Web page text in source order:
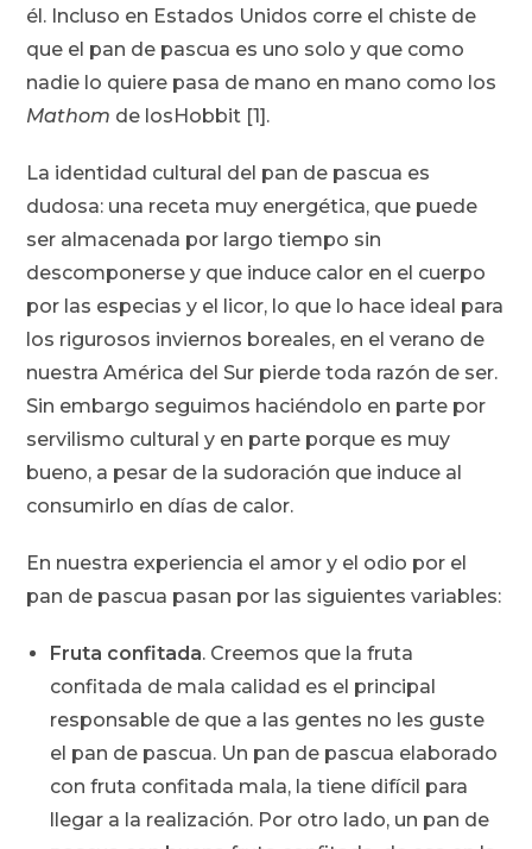
él. Incluso en Estados Unidos corre el chiste de
que el pan de pascua es uno solo y que como
nadie lo quiere pasa de mano en mano como los
Mathom de losHobbit [1].
La identidad cultural del pan de pascua es
dudosa: una receta muy energética, que puede
ser almacenada por largo tiempo sin
descomponerse y que induce calor en el cuerpo
por las especias y el licor, lo que lo hace ideal para
los rigurosos inviernos boreales, en el verano de
nuestra América del Sur pierde toda razón de ser.
Sin embargo seguimos haciéndolo en parte por
servilismo cultural y en parte porque es muy
bueno, a pesar de la sudoración que induce al
consumirlo en días de calor.
En nuestra experiencia el amor y el odio por el
pan de pascua pasan por las siguientes variables:
Fruta confitada. Creemos que la fruta
confitada de mala calidad es el principal
responsable de que a las gentes no les guste
el pan de pascua. Un pan de pascua elaborado
con fruta confitada mala, la tiene difícil para
llegar a la realización. Por otro lado, un pan de